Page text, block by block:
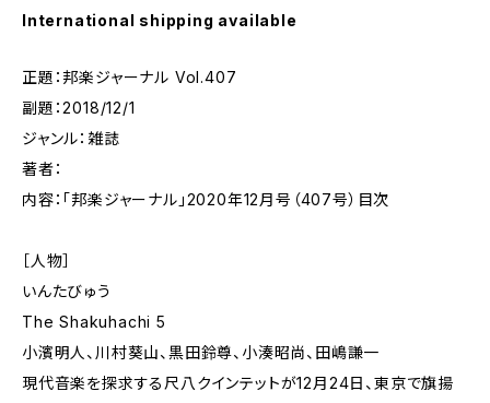
International shipping available
正題：邦楽ジャーナル Vol.407
副題：2018/12/1
ジャンル：雑誌
著者：
内容：「邦楽ジャーナル」2020年12月号（407号）目次
［人物］
いんたびゅう
The Shakuhachi 5
小濱明人、川村葵山、黒田鈴尊、小湊昭尚、田嶋謙一
現代音楽を探求する尺八クインテットが12月24日、東京で旗揚